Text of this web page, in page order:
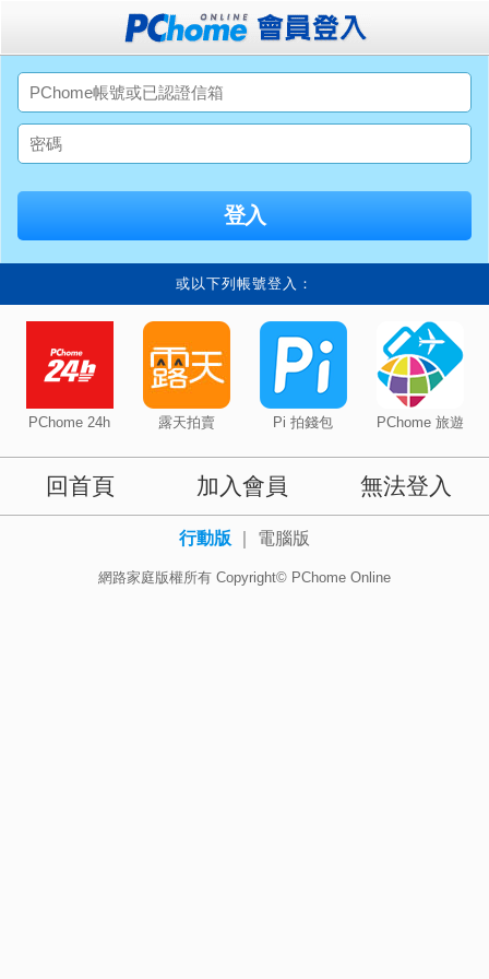
或以下列帳號登入：
PChome 24h 露天拍賣 Pi 拍錢包 PChome 旅遊
回首頁 加入會員 無法登入
行動版 電腦版
網路家庭版權所有 Copyright© PChome Online